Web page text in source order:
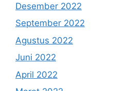
Desember 2022
September 2022
Agustus 2022
Juni 2022
April 2022